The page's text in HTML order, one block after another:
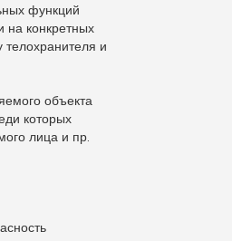
функций
на конкретных
телохранителя и
объекта
которых
лица и пр.